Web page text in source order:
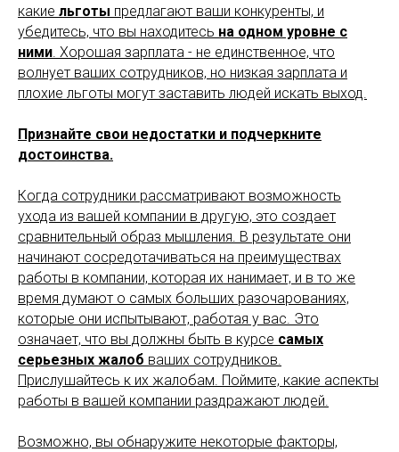
какие льготы предлагают ваши конкуренты, и
убедитесь, что вы находитесь на одном уровне с
ними . Хорошая зарплата - не единственное, что
волнует ваших сотрудников, но низкая зарплата и
плохие льготы могут заставить людей искать выход.
Признайте свои недостатки и подчеркните
достоинства.
Когда сотрудники рассматривают возможность
ухода из вашей компании в другую, это создает
сравнительный образ мышления. В результате они
начинают сосредотачиваться на преимуществах
работы в компании, которая их нанимает, и в то же
время думают о самых больших разочарованиях,
которые они испытывают, работая у вас. Это
означает, что вы должны быть в курсе самых
серьезных жалоб ваших сотрудников.
Прислушайтесь к их жалобам. Поймите, какие аспекты
работы в вашей компании раздражают людей.
Возможно, вы обнаружите некоторые факторы,